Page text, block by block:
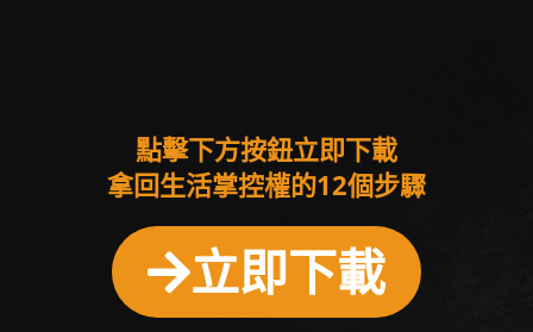
點擊下方按鈕立即下載
拿回生活掌控權的12個步驟
立即下載